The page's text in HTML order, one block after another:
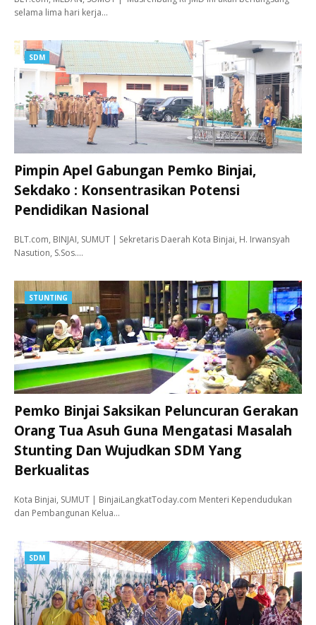
selama lima hari kerja…
SDM
Pimpin Apel Gabungan Pemko Binjai,
Sekdako : Konsentrasikan Potensi
Pendidikan Nasional
BLT.com, BINJAI, SUMUT | Sekretaris Daerah Kota Binjai, H. Irwansyah
Nasution, S.Sos.…
STUNTING
Pemko Binjai Saksikan Peluncuran Gerakan
Orang Tua Asuh Guna Mengatasi Masalah
Stunting Dan Wujudkan SDM Yang
Berkualitas
Kota Binjai, SUMUT | BinjaiLangkatToday.com Menteri Kependudukan
dan Pembangunan Kelua…
SDM